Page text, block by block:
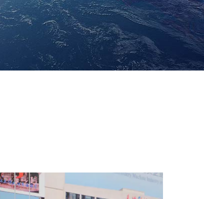
Deutsch
Nederlands
বাংলা
ไทย
Русский
Latine